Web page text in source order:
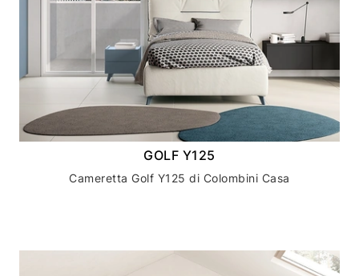
GOLF Y125
Cameretta Golf Y125 di Colombini Casa